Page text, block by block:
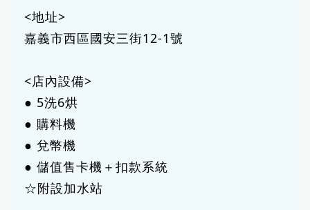
<地址>
嘉義市西區國安三街12-1號
<店內設備>
● 5洗6烘
● 購料機
● 兌幣機
● 儲值售卡機＋扣款系統
☆附設加水站